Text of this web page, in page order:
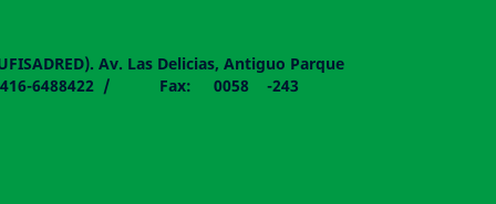
Av. Las Delicias, Antiguo Parque
- 0416-6488422 / Fax: 0058 -243